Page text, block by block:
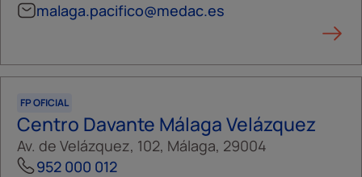
malaga.pacifico@medac.es
FP OFICIAL
Centro Davante Málaga Velázquez
Av. de Velázquez, 102, Málaga, 29004
952 000 012